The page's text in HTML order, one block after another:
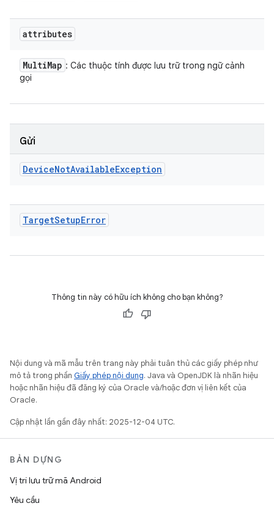
attributes
MultiMap : Các thuộc tính được lưu trữ trong ngữ cảnh
gọi
Gửi
DeviceNotAvailableException
TargetSetupError
Thông tin này có hữu ích không cho bạn không?
Nội dung và mã mẫu trên trang này phải tuân thủ các giấy phép như
mô tả trong phần Giấy phép nội dung. Java và OpenJDK là nhãn hiệu
hoặc nhãn hiệu đã đăng ký của Oracle và/hoặc đơn vị liên kết của
Oracle.
Cập nhật lần gần đây nhất: 2025-12-04 UTC.
BẢN DỰNG
Vị trí lưu trữ mã Android
Yêu cầu